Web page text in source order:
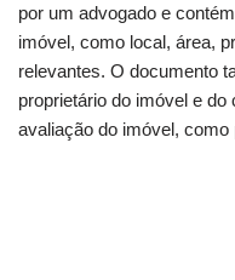
por um advogado e
imóvel, como local, área,
relevantes. O documento
proprietário do imóvel e
avaliação do imóvel, como